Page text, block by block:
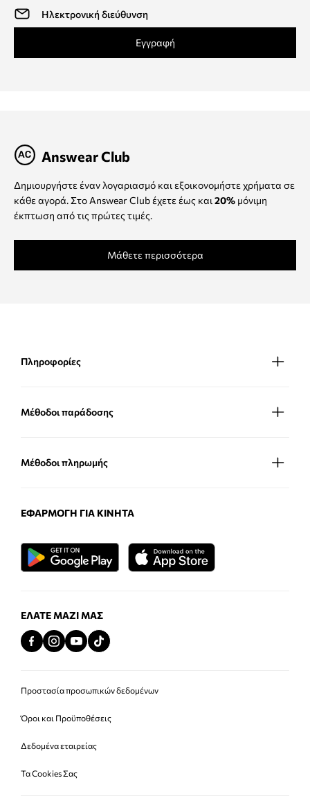
Εγγραφή
Answear Club
Δημιουργήστε έναν λογαριασμό και εξοικονομήστε χρήματα σε
κάθε αγορά. Στο Answear Club έχετε έως και 20% μόνιμη
έκπτωση από τις πρώτες τιμές.
Μάθετε περισσότερα
Πληροφορίες
Μέθοδοι παράδοσης
Μέθοδοι πληρωμής
ΕΦΑΡΜΟΓΉ ΓΙΑ ΚΙΝΗΤΆ
ΕΛΆΤΕ ΜΑΖΊ ΜΑΣ
Προστασία προσωπικών δεδομένων
Όροι και Προϋποθέσεις
Δεδομένα εταιρείας
Τα Cookies Σας